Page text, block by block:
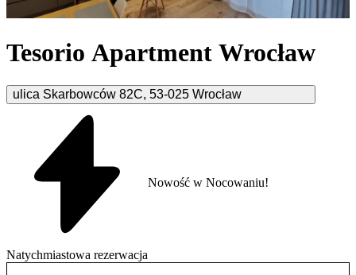
Tesorio Apartment Wrocław
ulica Skarbowców 82C, 53-025 Wrocław
Natychmiastowa rezerwacja
Nowość w Nocowaniu!